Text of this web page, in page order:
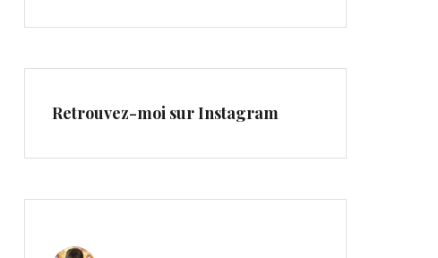
Retrouvez-moi sur Instagram